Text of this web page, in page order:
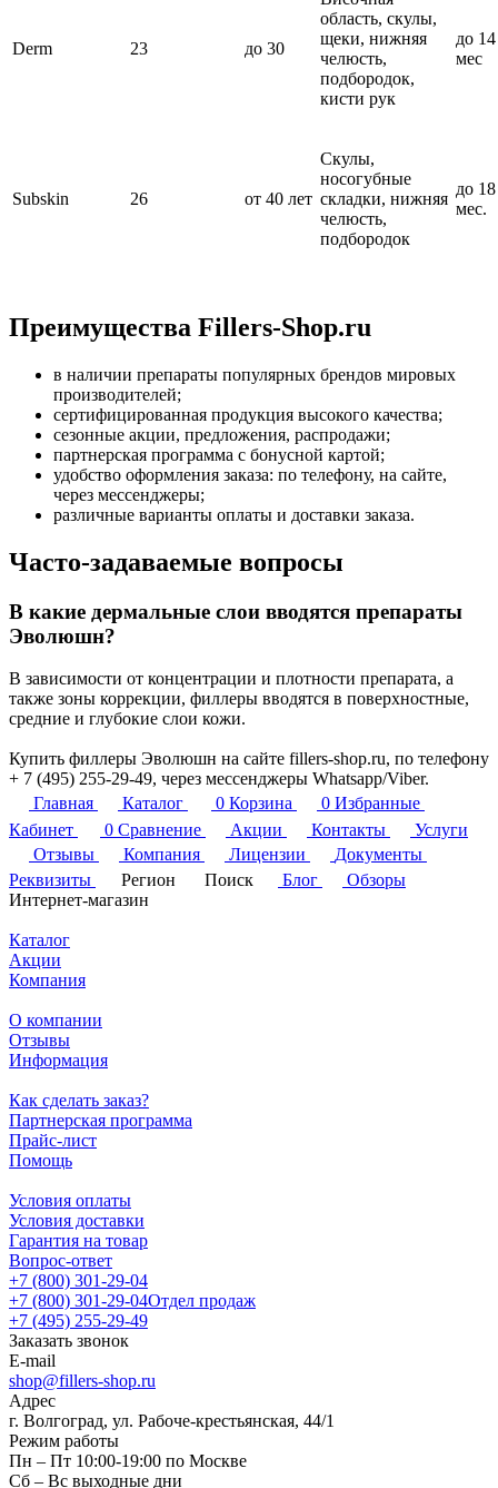
Derm 23 до 30
область, скулы,
щеки, нижняя
челюсть,
подбородок,
кисти рук
до 14
мес
Subskin 26 от 40 лет
Скулы,
носогубные
складки, нижняя
челюсть,
подбородок
до 18
мес.
Преимущества Fillers-Shop.ru
в наличии препараты популярных брендов мировых
производителей;
сертифицированная продукция высокого качества;
сезонные акции, предложения, распродажи;
партнерская программа с бонусной картой;
удобство оформления заказа: по телефону, на сайте,
через мессенджеры;
различные варианты оплаты и доставки заказа.
Часто-задаваемые вопросы
В какие дермальные слои вводятся препараты
Эволюшн?
В зависимости от концентрации и плотности препарата, а
также зоны коррекции, филлеры вводятся в поверхностные,
средние и глубокие слои кожи.
Купить филлеры Эволюшн на сайте fillers-shop.ru, по телефону
+ 7 (495) 255-29-49, через мессенджеры Whatsapp/Viber.
Главная
Каталог 0 Корзина 0 Избранные
Кабинет
0 Сравнение Акции Контакты
Услуги
Отзывы
Компания Лицензии
Документы
Реквизиты
Регион Поиск Блог
Обзоры
Интернет-магазин
Каталог
Акции
Компания
О компании
Отзывы
Информация
Как сделать заказ?
Партнерская программа
Прайс-лист
Помощь
Условия оплаты
Условия доставки
Гарантия на товар
Вопрос-ответ
+7 (800) 301-29-04
+7 (800) 301-29-04Отдел продаж
+7 (495) 255-29-49
Заказать звонок
E-mail
shop@fillers-shop.ru
Адрес
г. Волгоград, ул. Рабоче-крестьянская, 44/1
Режим работы
Пн – Пт 10:00-19:00 по Москве
Сб – Вс выходные дни